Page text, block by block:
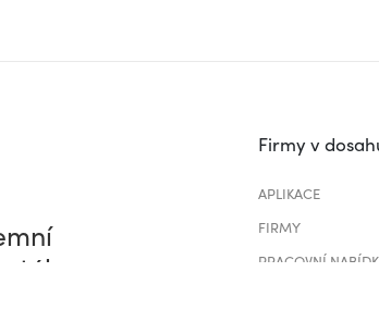
Firmy v
APLIKACE
FIRMY
PRACOVNÍ